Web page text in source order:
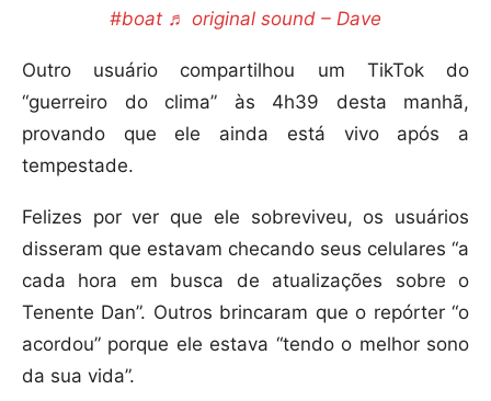
#boat ♬ original sound – Dave
Outro usuário compartilhou um TikTok do
“guerreiro do clima” às 4h39 desta manhã,
provando que ele ainda está vivo após a
tempestade.
Felizes por ver que ele sobreviveu, os usuários
disseram que estavam checando seus celulares “a
cada hora em busca de atualizações sobre o
Tenente Dan”. Outros brincaram que o repórter “o
acordou” porque ele estava “tendo o melhor sono
da sua vida”.